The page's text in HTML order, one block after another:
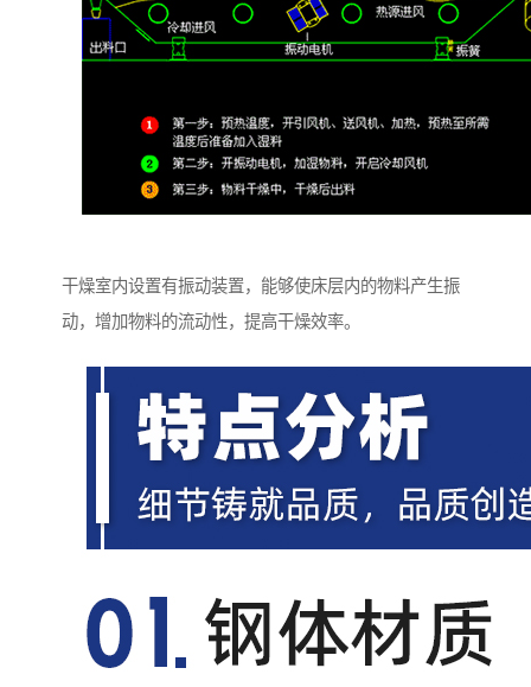
干燥室内设置有振动装置，能够使床层内的物料产生振
动，增加物料的流动性，提高干燥效率。